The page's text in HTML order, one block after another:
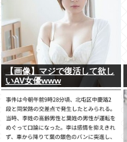
【画像】マジで復活して欲し
いAV女優www